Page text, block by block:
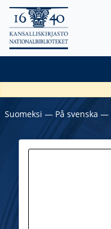
Suomeksi ― På svenska ―